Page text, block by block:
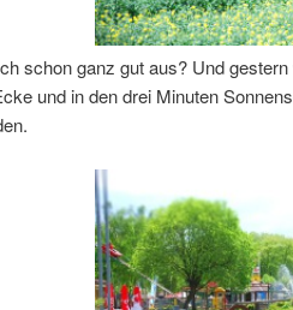
schon ganz gut aus? Und
und in den drei Minuten